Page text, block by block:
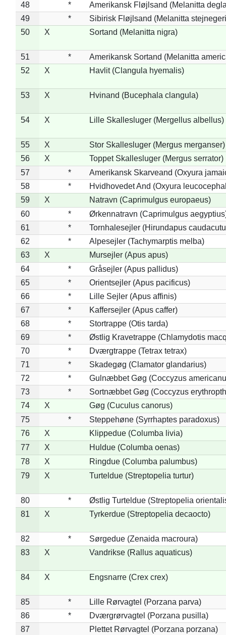
48
*
Amerikansk Fløjlsand (Melanitta
49
*
Sibirisk Fløjlsand (Melanitta
50
X Sortand (Melanitta nigra)
51 *
Amerikansk Sortand (Melanitta
52
X Havlit (Clangula hyemalis)
53 X Hvinand (Bucephala clangula)
54 X Lille Skallesluger (Mergellus albellus)
55 X
Stor Skallesluger (Mergus merganser)
56
X
Toppet Skallesluger (Mergus serrator)
57
*
Amerikansk Skarveand (Oxyura
58
*
Hvidhovedet And (Oxyura
59
X
Natravn (Caprimulgus europaeus)
60
*
Ørkennatravn (Caprimulgus
61
*
Tornhalesejler (Hirundapus
62
*
Alpesejler (Tachymarptis melba)
63
X
Mursejler (Apus apus)
64
*
Gråsejler (Apus pallidus)
65
*
Orientsejler (Apus pacificus)
66
*
Lille Sejler (Apus affinis)
67
*
Kaffersejler (Apus caffer)
68
*
Stortrappe (Otis tarda)
69
*
Østlig Kravetrappe (Chlamydotis
70
*
Dværgtrappe (Tetrax tetrax)
71
*
Skadegøg (Clamator glandarius)
72
*
Gulnæbbet Gøg (Coccyzus
73
*
Sortnæbbet Gøg (Coccyzus
74
X
Gøg (Cuculus canorus)
75
*
Steppehøne (Syrrhaptes paradoxus)
76
X
Klippedue (Columba livia)
77
X
Huldue (Columba oenas)
78
X
Ringdue (Columba palumbus)
79
X Turteldue (Streptopelia turtur)
80 *
Østlig Turteldue (Streptopelia
81
X Tyrkerdue (Streptopelia decaocto)
82 *
Sørgedue (Zenaida macroura)
83
X Vandrikse (Rallus aquaticus)
84 X Engsnarre (Crex crex)
85 *
Lille Rørvagtel (Porzana parva)
86
*
Dværgrørvagtel (Porzana pusilla)
87
Plettet Rørvagtel (Porzana porzana)